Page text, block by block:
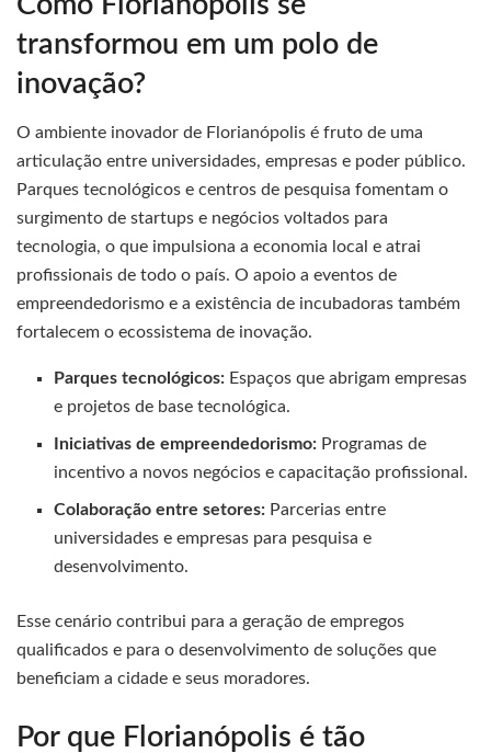
transformou em um polo de
inovação?
O ambiente inovador de Florianópolis é fruto de uma
articulação entre universidades, empresas e poder público.
Parques tecnológicos e centros de pesquisa fomentam o
surgimento de startups e negócios voltados para
tecnologia, o que impulsiona a economia local e atrai
profissionais de todo o país. O apoio a eventos de
empreendedorismo e a existência de incubadoras também
fortalecem o ecossistema de inovação.
Parques tecnológicos: Espaços que abrigam empresas
e projetos de base tecnológica.
Iniciativas de empreendedorismo: Programas de
incentivo a novos negócios e capacitação profissional.
Colaboração entre setores: Parcerias entre
universidades e empresas para pesquisa e
desenvolvimento.
Esse cenário contribui para a geração de empregos
qualificados e para o desenvolvimento de soluções que
beneficiam a cidade e seus moradores.
Por que Florianópolis é tão